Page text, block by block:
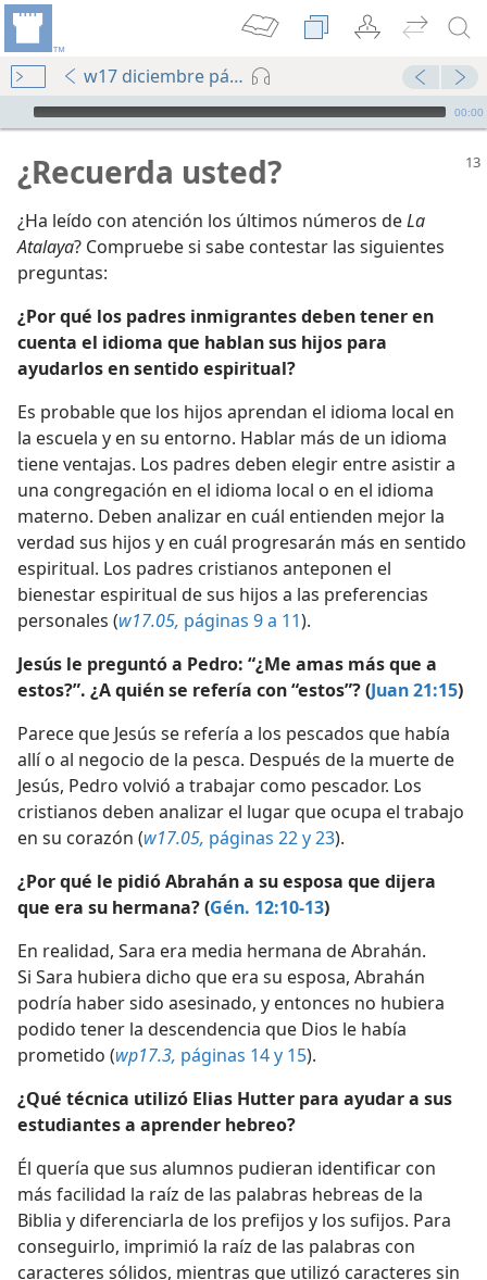
w17 diciembre pág. 13
Audio Player
00:00
2017
2018
Cristianos 2021
Jehová
Cristianos 2021
¿Recuerda usted?
¿Ha leído con atención los últimos números deLa
Atalaya? Compruebe si sabe contestar las siguientes
preguntas:
¿Por qué los padres inmigrantes deben tener en
cuenta el idioma que hablan sus hijos para
ayudarlos en sentido espiritual?
Es probable que los hijos aprendan el idioma local en
la escuela y en su entorno. Hablar más de un idioma
tiene ventajas. Los padres deben elegir entre asistir a
una congregación en el idioma local o en el idioma
materno. Deben analizar en cuál entienden mejor la
verdad sus hijos y en cuál progresarán más en sentido
espiritual. Los padres cristianos anteponen el
bienestar espiritual de sus hijos a las preferencias
personales (w17.05, páginas 9 a 11).
Jesús le preguntó a Pedro: “¿Me amas más que a
estos?”. ¿A quién se refería con “estos”? (Juan 21:15)
Parece que Jesús se refería a los pescados que había
allí o al negocio de la pesca. Después de la muerte de
Jesús, Pedro volvió a trabajar como pescador. Los
cristianos deben analizar el lugar que ocupa el trabajo
en su corazón (w17.05, páginas 22 y 23).
¿Por qué le pidió Abrahán a su esposa que dijera
que era su hermana? (Gén. 12:10-13)
En realidad, Sara era media hermana de Abrahán.
Si Sara hubiera dicho que era su esposa, Abrahán
podría haber sido asesinado, y entonces no hubiera
podido tener la descendencia que Dios le había
prometido (wp17.3, páginas 14 y 15).
¿Qué técnica utilizó Elias Hutter para ayudar a sus
estudiantes a aprender hebreo?
Él quería que sus alumnos pudieran identificar con
más facilidad la raíz de las palabras hebreas de la
Biblia y diferenciarla de los prefijos y los sufijos. Para
conseguirlo, imprimió la raíz de las palabras con
caracteres sólidos, mientras que utilizó caracteres sin